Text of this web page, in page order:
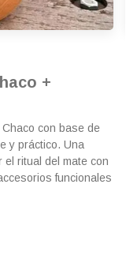
+
con base de
y práctico. Una
el ritual del mate con
funcionales